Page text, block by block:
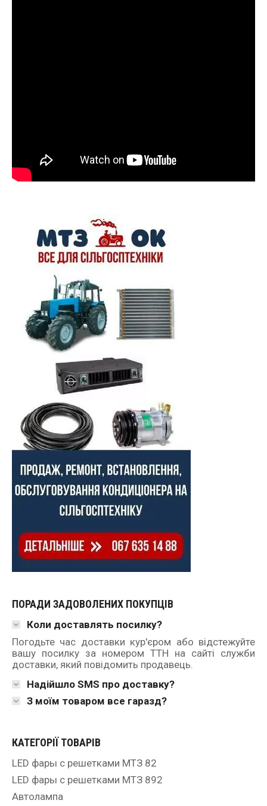
ПОРАДИ ЗАДОВОЛЕНИХ ПОКУПЦІВ
Коли доставлять посилку?
Погодьте час доставки кур'єром або відстежуйте
вашу посилку за номером ТТН на сайті служби
доставки, який повідомить продавець.
Надійшло SMS про доставку?
З моїм товаром все гаразд?
КАТЕГОРІЇ ТОВАРІВ
LED фары с решетками МТЗ 82
LED фары с решетками МТЗ 892
Автолампа